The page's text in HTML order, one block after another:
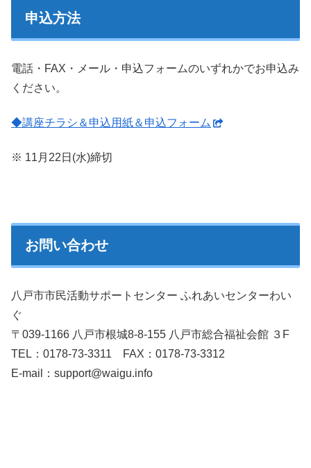
申込方法
電話・FAX・メール・申込フォームのいずれかでお申込み
ください。
◆講座チラシ＆申込用紙＆申込フォーム
※ 11月22日(水)締切
お問い合わせ
八戸市市民活動サポートセンター ふれあいセンターわい
ぐ
〒039-1166 八戸市根城8-8-155 八戸市総合福祉会館 ３F
TEL：0178-73-3311 FAX：0178-73-3312
E-mail：support@waigu.info